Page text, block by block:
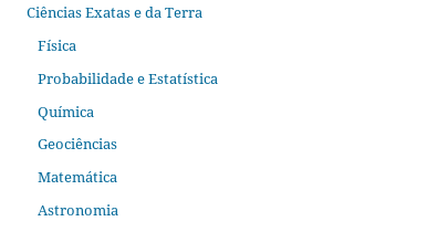
Ciências Exatas e da Terra
Física
Probabilidade e Estatística
Química
Geociências
Matemática
Astronomia